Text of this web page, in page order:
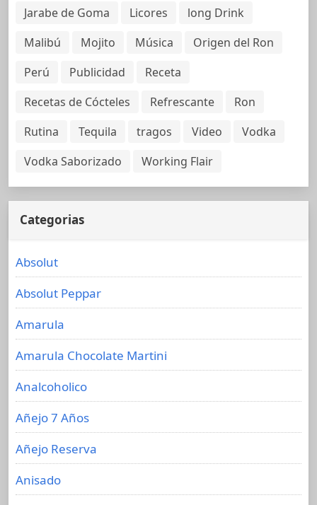
Jarabe de Goma
Licores
long Drink
Malibú
Mojito Música
Origen del Ron
Perú
Publicidad
Receta
Recetas de Cócteles
Refrescante
Ron
Rutina
Tequila tragos Video
Vodka
Vodka Saborizado
Working Flair
Categorias
Absolut
Absolut Peppar
Amarula
Amarula Chocolate Martini
Analcoholico
Añejo 7 Años
Añejo Reserva
Anisado